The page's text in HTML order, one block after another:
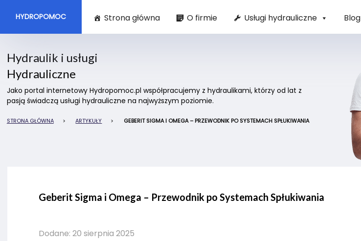
HYDROPOMOC Strona główna O firmie Usługi hydrauliczne Blog
Hydraulik i usługi
Hydrauliczne
Jako portal internetowy Hydropomoc.pl współpracujemy z hydraulikami, którzy od lat z
pasją świadczą usługi hydrauliczne na najwyższym poziomie.
STRONA GŁÓWNA > ARTYKUŁY > GEBERIT SIGMA I OMEGA – PRZEWODNIK PO SYSTEMACH SPŁUKIWANIA
Geberit Sigma i Omega – Przewodnik po Systemach Spłukiwania
Dodane: 20 sierpnia 2025